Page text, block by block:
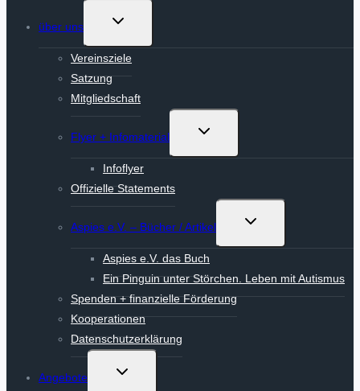
über uns
Untermenü
Vereinsziele
Satzung
Mitgliedschaft
Flyer + Infomaterial
Untermenü
Infoflyer
Offizielle Statements
Aspies e.V. – Bücher / Artikel
Untermenü
Aspies e.V. das Buch
Ein Pinguin unter Störchen. Leben mit Autismus
Spenden + finanzielle Förderung
Kooperationen
Datenschutzerklärung
Angebote
Untermenü